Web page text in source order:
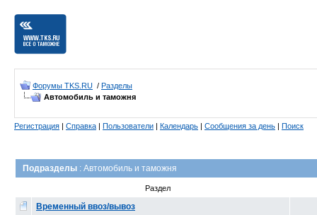
Форумы TKS.RU / Разделы
Автомобиль и таможня
Регистрация | Справка | Пользователи | Календарь | Сообщения за день | Поиск
Подразделы : Автомобиль и таможня
Раздел
Временный ввоз/вывоз